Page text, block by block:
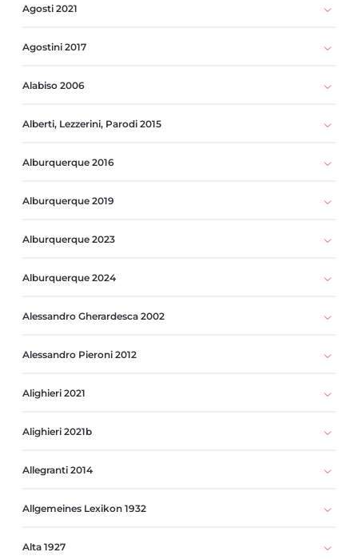
Agosti 2021
Agostini 2017
Alabiso 2006
Alberti, Lezzerini, Parodi 2015
Alburquerque 2016
Alburquerque 2019
Alburquerque 2023
Alburquerque 2024
Alessandro Gherardesca 2002
Alessandro Pieroni 2012
Alighieri 2021
Alighieri 2021b
Allegranti 2014
Allgemeines Lexikon 1932
Alta 1927